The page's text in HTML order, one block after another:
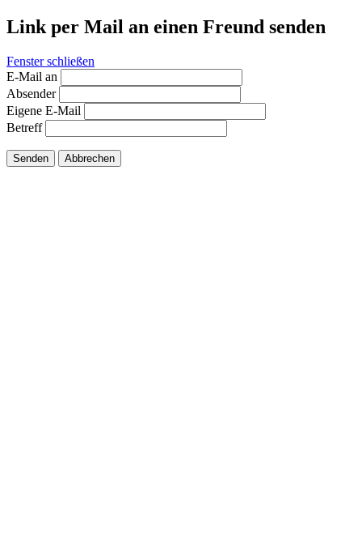
Link per Mail an einen Freund senden
Fenster schließen
E-Mail an
Absender
Eigene E-Mail
Betreff
Senden Abbrechen